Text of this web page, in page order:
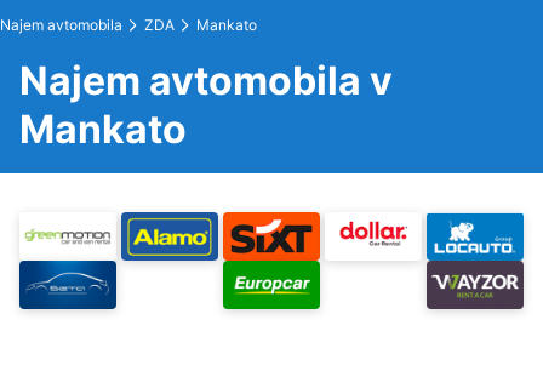
Najem avtomobila ZDA Mankato
Najem avtomobila v
Mankato